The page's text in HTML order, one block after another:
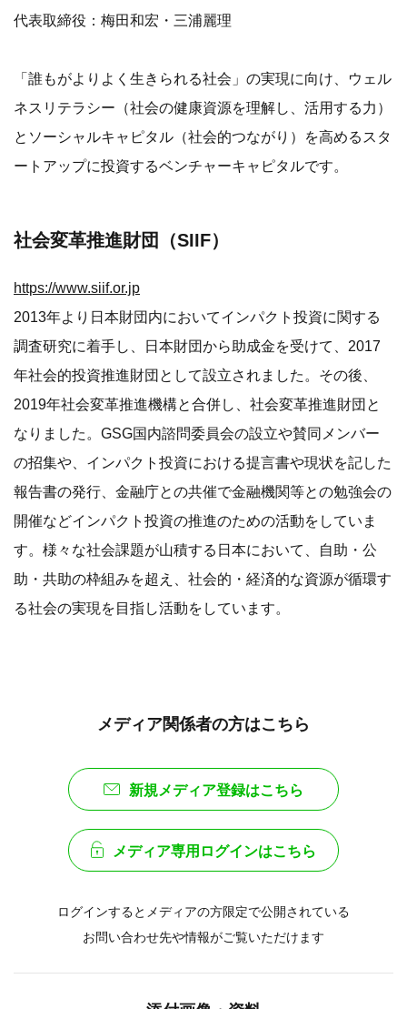
代表取締役：梅田和宏・三浦麗理
「誰もがよりよく生きられる社会」の実現に向け、ウェル
ネスリテラシー（社会の健康資源を理解し、活用する力）
とソーシャルキャピタル（社会的つながり）を高めるスタ
ートアップに投資するベンチャーキャピタルです。
社会変革推進財団（SIIF）
https://www.siif.or.jp
2013年より日本財団内においてインパクト投資に関する
調査研究に着手し、日本財団から助成金を受けて、2017
年社会的投資推進財団として設立されました。その後、
2019年社会変革推進機構と合併し、社会変革推進財団と
なりました。GSG国内諮問委員会の設立や賛同メンバー
の招集や、インパクト投資における提言書や現状を記した
報告書の発行、金融庁との共催で金融機関等との勉強会の
開催などインパクト投資の推進のための活動をしていま
す。様々な社会課題が山積する日本において、自助・公
助・共助の枠組みを超え、社会的・経済的な資源が循環す
る社会の実現を目指し活動をしています。
メディア関係者の方はこちら
新規メディア登録はこちら
メディア専用ログインはこちら
ログインするとメディアの方限定で公開されている
お問い合わせ先や情報がご覧いただけます